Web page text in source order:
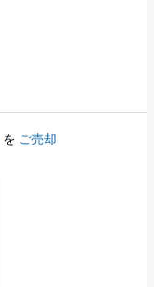
を ご売却